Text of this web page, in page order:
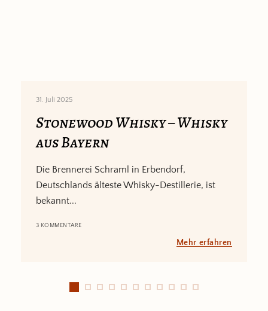
Stonewood Whisky – Whisky
aus Bayern
31. Juli 2025
Die Brennerei Schraml in Erbendorf,
Deutschlands älteste Whisky-Destillerie, ist
bekannt...
3 KOMMENTARE
Mehr erfahren